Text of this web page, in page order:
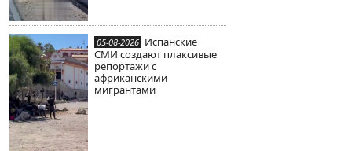
05-08-2026 Испанские
СМИ создают плаксивые
репортажи с
африканскими
мигрантами